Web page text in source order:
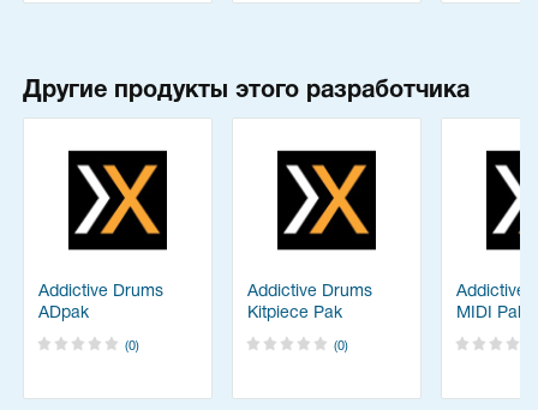
Другие продукты этого разработчика
Addictive Drums
ADpak
(0)
Addictive Drums
Kitpiece Pak
(0)
Addictive
MIDI Pak